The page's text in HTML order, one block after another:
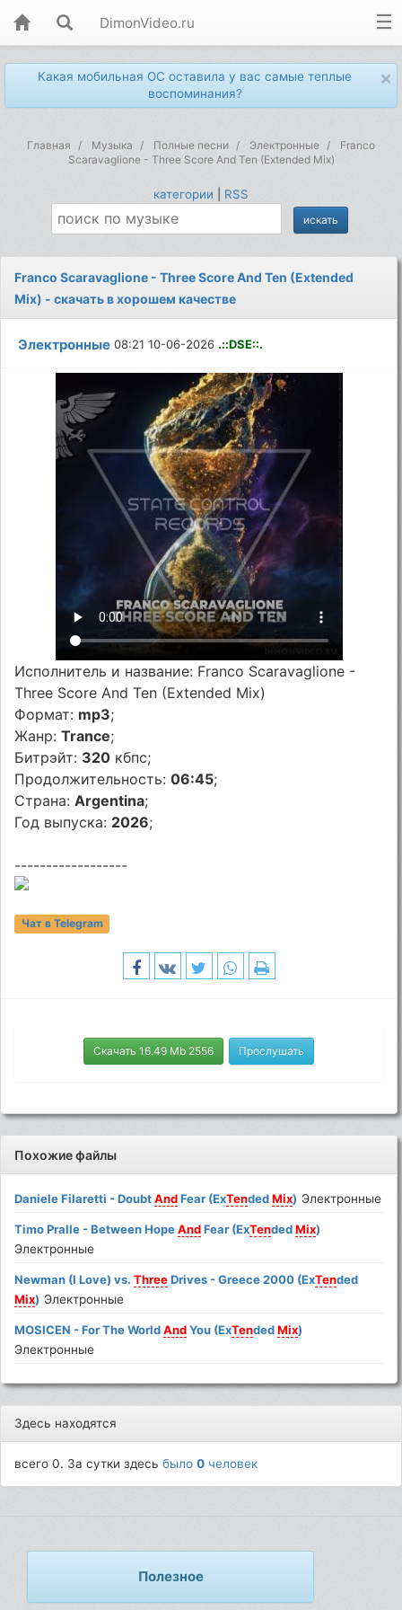
DimonVideo.ru
×
Какая мобильная ОС оставила у вас самые теплые
воспоминания?
Главная Музыка Полные песни Электронные
Franco
Scaravaglione - Three Score And Ten (Extended Mix)
категории RSS
Franco Scaravaglione - Three Score And Ten (Extended
Mix) - скачать в хорошем качестве
Электронные 08:21 10-06-2026 .::DSE::.
Исполнитель и название: Franco Scaravaglione -
Three Score And Ten (Extended Mix)
Формат: mp3;
Жанр:Trance;
Битрэйт: 320 кбпс;
Продолжительность:06:45;
Страна:Argentina;
Год выпуска: 2026;
------------------
Чат в Telegram
Скачать 16.49 Mb 2556 Прослушать
Похожие файлы
Daniele Filaretti - DoubtAndFear (ExTendedMix) Электронные
Timo Pralle - Between HopeAndFear (ExTendedMix)
Электронные
Newman (I Love) vs.ThreeDrives - Greece 2000 (ExTended
Mix) Электронные
MOSICEN - For The WorldAndYou (ExTendedMix)
Электронные
Здесь находятся
всего 0. За сутки здесьбыло0 человек
Полезное